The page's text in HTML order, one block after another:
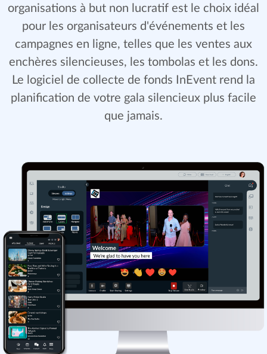
organisations à but non lucratif est le choix idéal
pour les organisateurs d'événements et les
campagnes en ligne, telles que les ventes aux
enchères silencieuses, les tombolas et les dons.
Le logiciel de collecte de fonds InEvent rend la
planification de votre gala silencieux plus facile
que jamais.